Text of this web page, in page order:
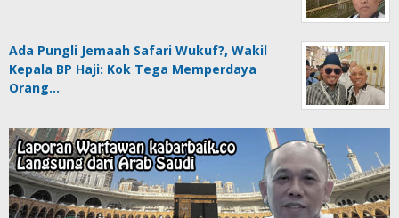
Ada Pungli Jemaah Safari Wukuf?, Wakil
Kepala BP Haji: Kok Tega Memperdaya
Orang…